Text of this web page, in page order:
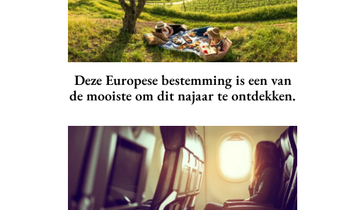
Deze Europese bestemming is een van
de mooiste om dit najaar te ontdekken.